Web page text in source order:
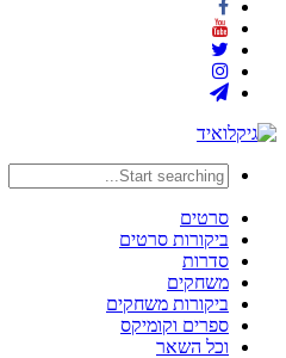
סרטים
ביקורות סרטים
סדרות
משחקים
ביקורות משחקים
ספרים וקומיקס
וכל השאר